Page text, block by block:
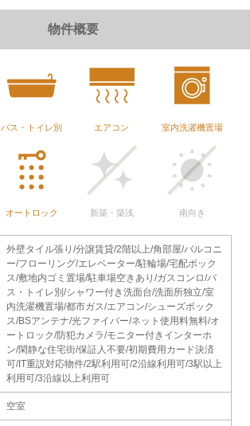
物件概要
バス・トイレ別 エアコン 室内洗濯機置場
オートロック 新築・築浅 南向き
外壁タイル張り/分譲賃貸/2階以上/角部屋/バルコニ
ー/フローリング/エレベーター/駐輪場/宅配ボック
ス/敷地内ゴミ置場/駐車場空きあり/ガスコンロ/バ
ス・トイレ別/シャワー付き洗面台/洗面所独立/室
内洗濯機置場/都市ガス/エアコン/シューズボック
ス/BSアンテナ/光ファイバー/ネット使用料無料/オ
ートロック/防犯カメラ/モニター付きインターホ
ン/閑静な住宅街/保証人不要/初期費用カード決済
可/IT重説対応物件/2駅利用可/2沿線利用可/3駅以上
利用可/3沿線以上利用可
空室